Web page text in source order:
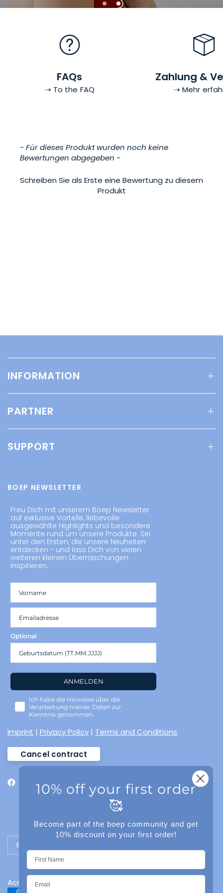
FAQs
⇢ To the FAQ
Zahlung &
⇢ Mehr
- Für dieses Produkt wurden noch keine
Bewertungen abgegeben -
Schreiben Sie als Erste eine Bewertung zu diesem
Produkt
New content loaded
INFORMATION
PARTNER
SUPPORT
BOEP NEWSLETTER
Freu Dich mit unserem Boep Newsletter
auf exklusive Vorteile, liebevolle
ausgewählte Highlights und besondere
Momente rund um unsere Produkte. Sei
unter den Ersten, die unsere Neuheiten
entdecken - und lass Dich von vielen
weiteren kleinen Überraschungen
inspirieren.
Optional
ANMELDEN
Ich habe die Hinweise über die
Verarbeitung meiner Daten zur
Kenntnis genommen.
Imprint |Privacy Policy | Terms and Conditions
Cancel contract
Update country/region
Accessibility
10% off your first order
🥰
Become part of the boep community and get
10% discount on your first order!